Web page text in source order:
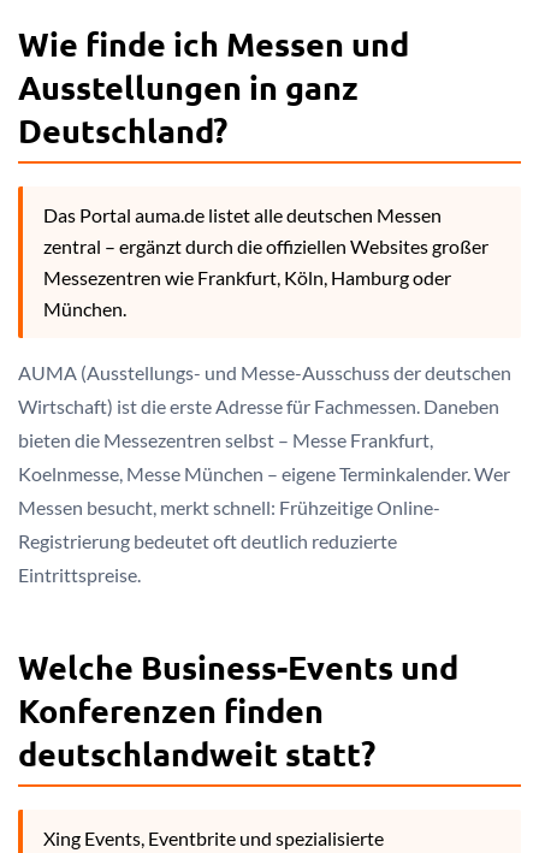
Wie finde ich Messen und
Ausstellungen in ganz
Deutschland?
Das Portal auma.de listet alle deutschen Messen
zentral – ergänzt durch die offiziellen Websites großer
Messezentren wie Frankfurt, Köln, Hamburg oder
München.
AUMA (Ausstellungs- und Messe-Ausschuss der deutschen
Wirtschaft) ist die erste Adresse für Fachmessen. Daneben
bieten die Messezentren selbst – Messe Frankfurt,
Koelnmesse, Messe München – eigene Terminkalender. Wer
Messen besucht, merkt schnell: Frühzeitige Online-
Registrierung bedeutet oft deutlich reduzierte
Eintrittspreise.
Welche Business-Events und
Konferenzen finden
deutschlandweit statt?
Xing Events, Eventbrite und spezialisierte